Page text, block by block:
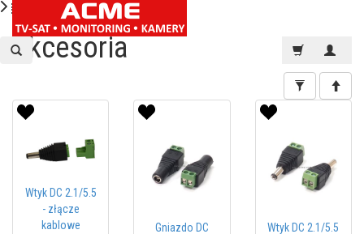
Akcesoria
Wtyk DC 2.1/5.5
- złącze
kablowe
Gniazdo DC
Wtyk DC 2.1/5.5